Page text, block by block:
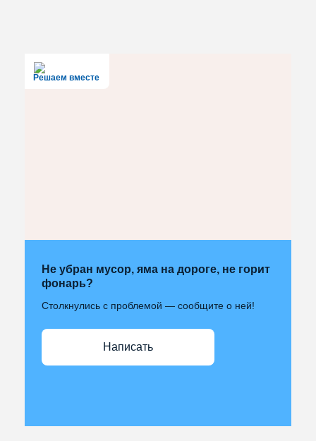
Решаем вместе
Не убран мусор, яма на дороге, не горит
фонарь?
Столкнулись с проблемой — сообщите о ней!
Написать